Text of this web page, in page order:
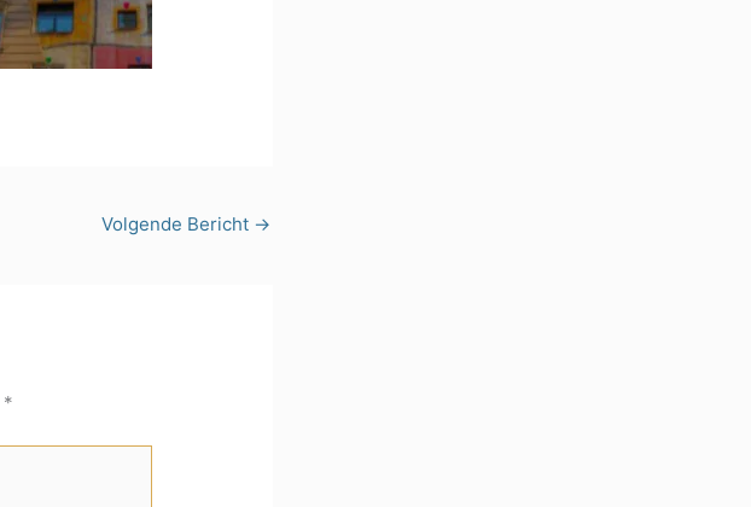
Volgende Bericht →
*